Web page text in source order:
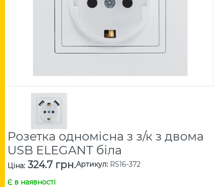
Розетка одномісна з з/к з двома
USB ELEGANT біла
Ціна: 324.7 грн.Артикул: RS16-372
Є в наявності